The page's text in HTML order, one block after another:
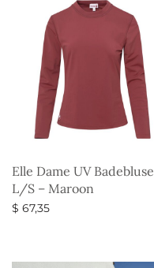
Elle Dame UV Badebluse
L/S – Maroon
$ 67,35